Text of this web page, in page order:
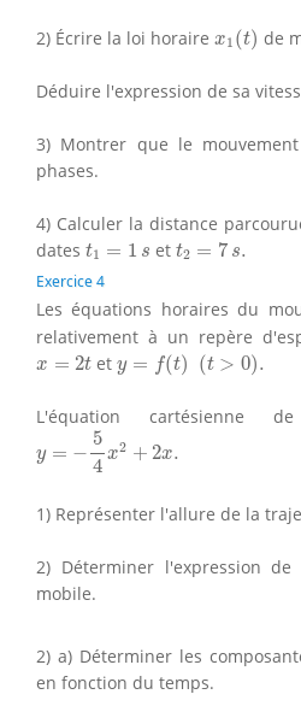
2) Écrire la loi horaire x1 (t)
(t) de
Déduire l'expression de sa
3) Montrer que le
phases.
4) Calculer la distance
dates t1 = 1 s
t1 =1 s et t2 = 7 s.
t2 s .
Exercice 4
Les équations horaires du
relativement à un repère
x = 2t
x =2 t ety = f(t)
y t) (t > 0).
(t>0 ).
L'équation cartésienne
y = −
5
4
x2 + 2x.
y=−54x2+ x.
1) Représenter l'allure de la
2) Déterminer l'expression de
mobile.
2) a) Déterminer les
en fonction du temps.